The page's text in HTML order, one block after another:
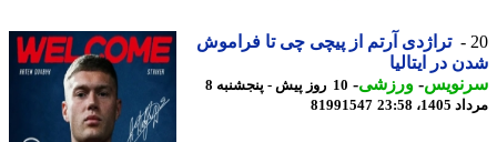
تراژدی آرتم از پیچی چی تا فراموش
در ایتالیا
-ورزشی-
10 روز پیش - پنجشنبه 8
23:58
81991547